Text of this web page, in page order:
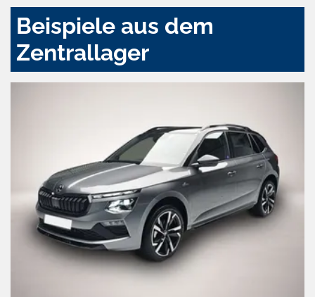
Beispiele aus dem
Zentrallager